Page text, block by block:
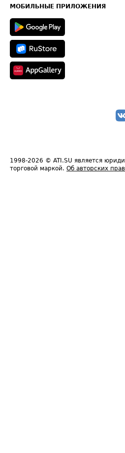
Техническая информация
МОБИЛЬНЫЕ ПРИЛОЖЕНИЯ
1998-2026 © ATI.SU является
торговой маркой. Об авторских